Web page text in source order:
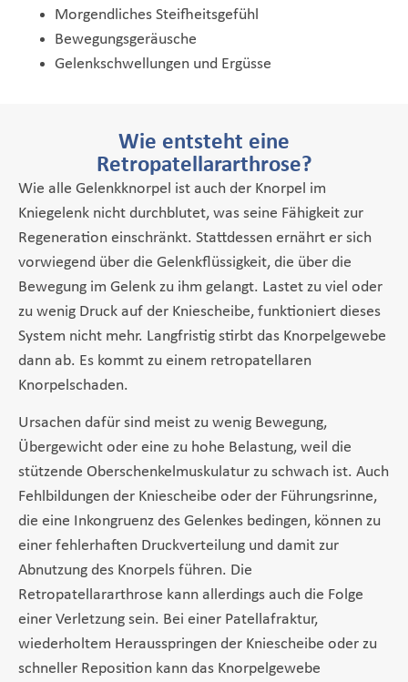
Morgendliches Steifheitsgefühl
Bewegungsgeräusche
Gelenkschwellungen und Ergüsse
Wie entsteht eine
Retropatellararthrose?
Wie alle Gelenkknorpel ist auch der Knorpel im
Kniegelenk nicht durchblutet, was seine Fähigkeit zur
Regeneration einschränkt. Stattdessen ernährt er sich
vorwiegend über die Gelenkflüssigkeit, die über die
Bewegung im Gelenk zu ihm gelangt. Lastet zu viel oder
zu wenig Druck auf der Kniescheibe, funktioniert dieses
System nicht mehr. Langfristig stirbt das Knorpelgewebe
dann ab. Es kommt zu einem retropatellaren
Knorpelschaden.
Ursachen dafür sind meist zu wenig Bewegung,
Übergewicht oder eine zu hohe Belastung, weil die
stützende Oberschenkelmuskulatur zu schwach ist. Auch
Fehlbildungen der Kniescheibe oder der Führungsrinne,
die eine Inkongruenz des Gelenkes bedingen, können zu
einer fehlerhaften Druckverteilung und damit zur
Abnutzung des Knorpels führen. Die
Retropatellararthrose kann allerdings auch die Folge
einer Verletzung sein. Bei einer Patellafraktur,
wiederholtem Herausspringen der Kniescheibe oder zu
schneller Reposition kann das Knorpelgewebe